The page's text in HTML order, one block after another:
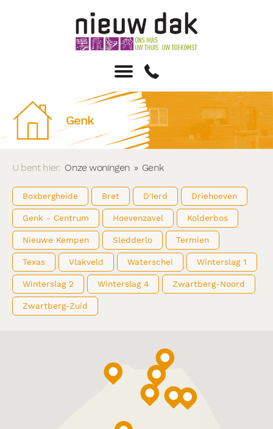
Genk
U bent hier: Onze woningen » Genk
Boxbergheide Bret D'Ierd Driehoeven
Genk - Centrum Hoevenzavel Kolderbos
Nieuwe Kempen Sledderlo Termien
Texas Vlakveld Waterschei Winterslag 1
Winterslag 2 Winterslag 4 Zwartberg-Noord
Zwartberg-Zuid